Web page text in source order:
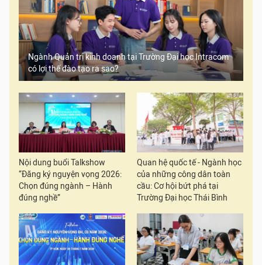
Ngành Quản trị kinh doanh tại Trường Đại học Intracom
có lợi thế đào tạo ra sao?
Nội dung buổi Talkshow
“Đăng ký nguyện vọng 2026:
Chọn đúng ngành – Hành
đúng nghề”
Quan hệ quốc tế - Ngành học
của những công dân toàn
cầu: Cơ hội bứt phá tại
Trường Đại học Thái Bình